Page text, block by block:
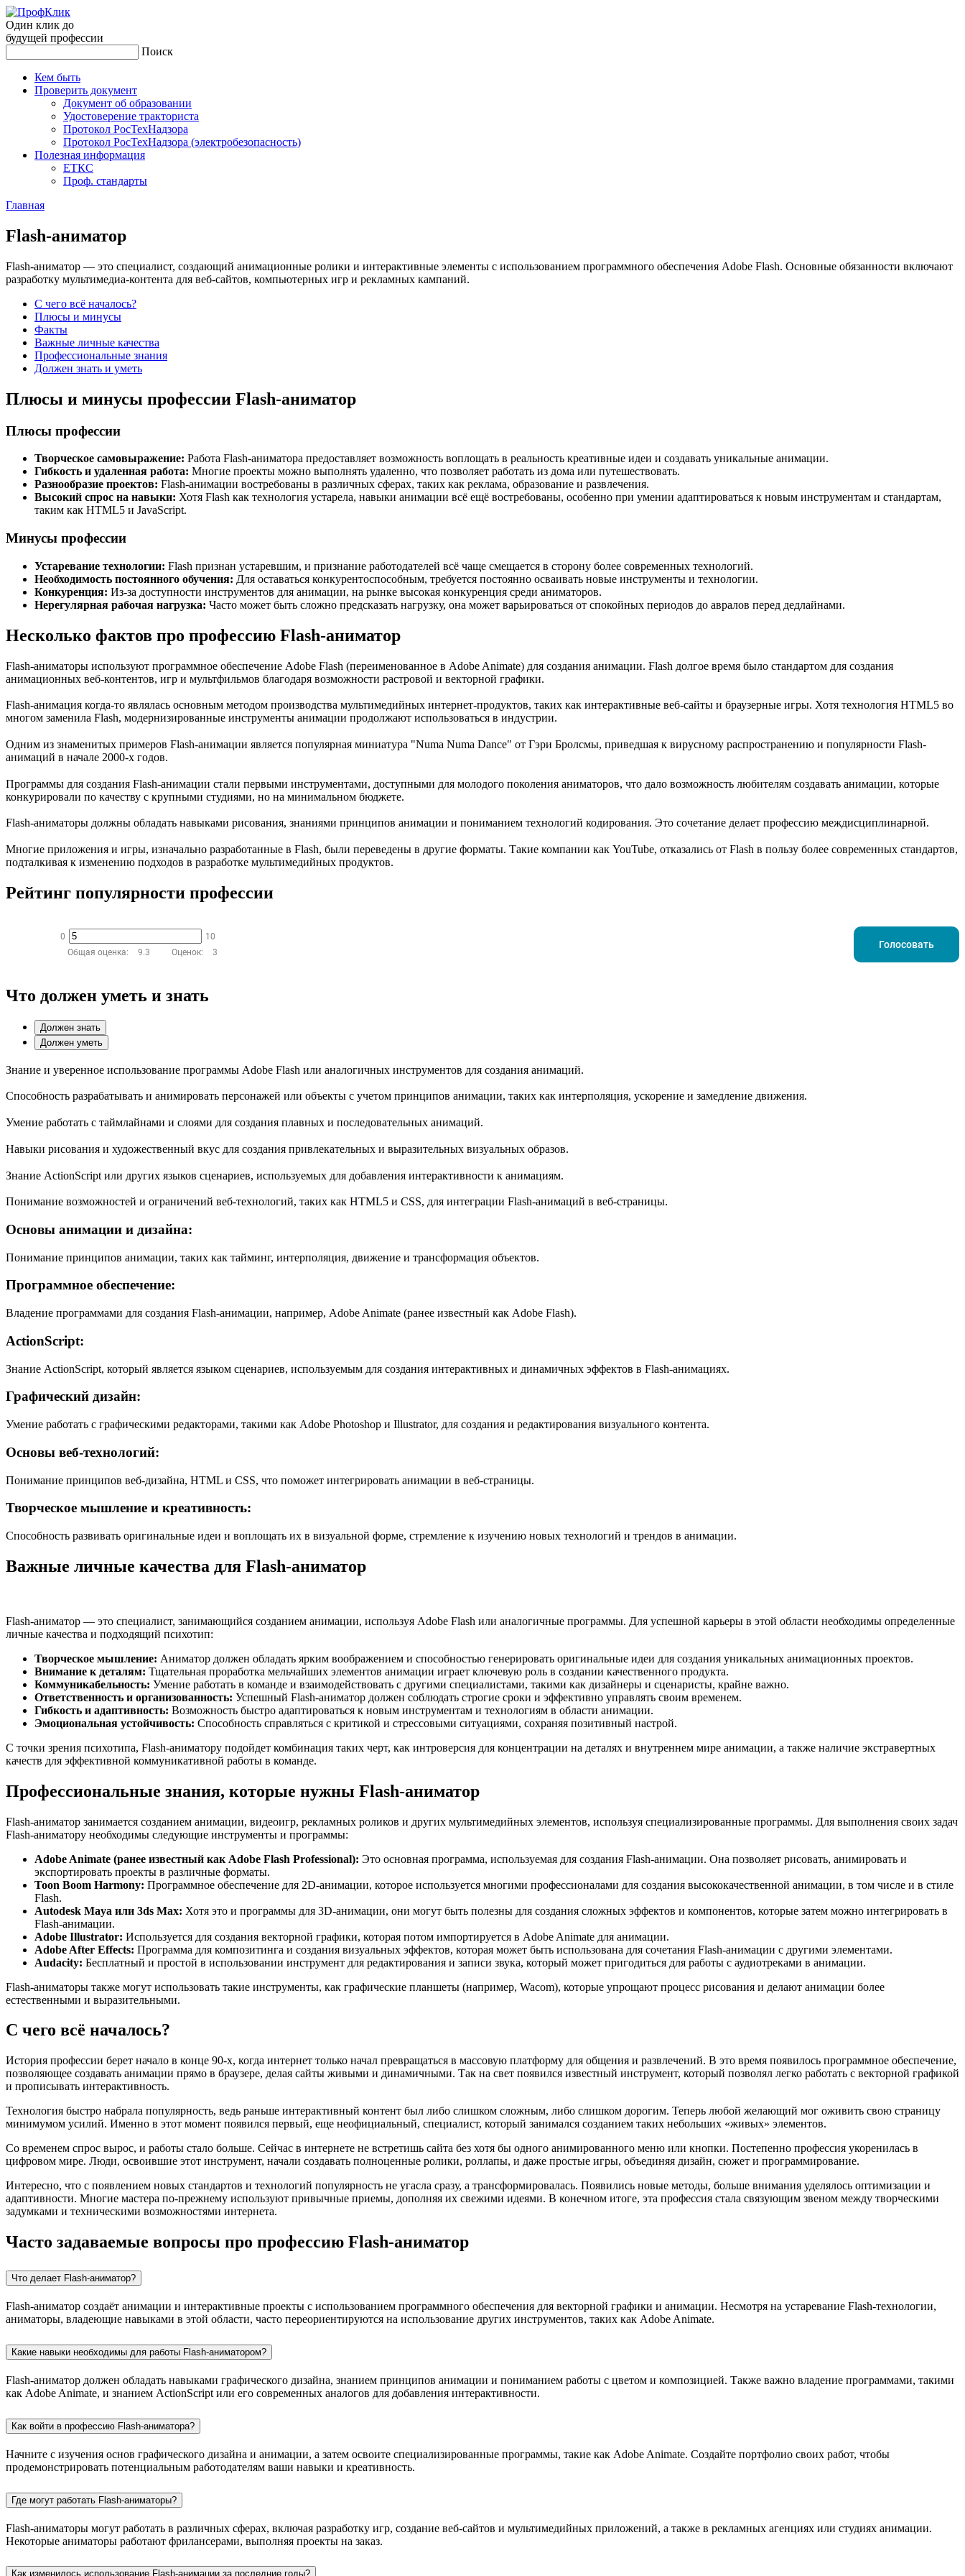
Один клик до
будущей профессии
Поиск
Кем быть
Проверить документ
Документ об образовании
Удостоверение тракториста
Протокол РосТехНадзора
Протокол РосТехНадзора (электробезопасность)
Полезная информация
ЕТКС
Проф. стандарты
Главная
Flash-ани­матор
Flash-аниматор — это специалист, создающий анимационные ролики и интерактивные элементы с использованием программного обеспечения Adobe Flash. Основные обязанности включают
разработку мультимедиа-контента для веб-сайтов, компьютерных игр и рекламных кампаний.
С чего всё началось?
Плюсы и минусы
Факты
Важные личные качества
Профессиональные знания
Должен знать и уметь
Плюсы и минусы профессии Flash-аниматор
Плюсы профессии
Творческое самовыражение: Работа Flash-аниматора предоставляет возможность воплощать в реальность креативные идеи и создавать уникальные анимации.
Гибкость и удаленная работа: Многие проекты можно выполнять удаленно, что позволяет работать из дома или путешествовать.
Разнообразие проектов: Flash-анимации востребованы в различных сферах, таких как реклама, образование и развлечения.
Высокий спрос на навыки: Хотя Flash как технология устарела, навыки анимации всё ещё востребованы, особенно при умении адаптироваться к новым инструментам и стандартам,
таким как HTML5 и JavaScript.
Минусы профессии
Устаревание технологии: Flash признан устаревшим, и признание работодателей всё чаще смещается в сторону более современных технологий.
Необходимость постоянного обучения: Для оставаться конкурентоспособным, требуется постоянно осваивать новые инструменты и технологии.
Конкуренция: Из-за доступности инструментов для анимации, на рынке высокая конкуренция среди аниматоров.
Нерегулярная рабочая нагрузка: Часто может быть сложно предсказать нагрузку, она может варьироваться от спокойных периодов до авралов перед дедлайнами.
Несколько фактов про профессию Flash-аниматор
Flash-аниматоры используют программное обеспечение Adobe Flash (переименованное в Adobe Animate) для создания анимации. Flash долгое время было стандартом для создания
анимационных веб-контентов, игр и мультфильмов благодаря возможности растровой и векторной графики.
Flash-анимация когда-то являлась основным методом производства мультимедийных интернет-продуктов, таких как интерактивные веб-сайты и браузерные игры. Хотя технология HTML5 во
многом заменила Flash, модернизированные инструменты анимации продолжают использоваться в индустрии.
Одним из знаменитых примеров Flash-анимации является популярная миниатура "Numa Numa Dance" от Гэри Бролсмы, приведшая к вирусному распространению и популярности Flash-
анимаций в начале 2000-х годов.
Программы для создания Flash-анимации стали первыми инструментами, доступными для молодого поколения аниматоров, что дало возможность любителям создавать анимации, которые
конкурировали по качеству с крупными студиями, но на минимальном бюджете.
Flash-аниматоры должны обладать навыками рисования, знаниями принципов анимации и пониманием технологий кодирования. Это сочетание делает профессию междисциплинарной.
Многие приложения и игры, изначально разработанные в Flash, были переведены в другие форматы. Такие компании как YouTube, отказались от Flash в пользу более современных стандартов,
подталкивая к изменению подходов в разработке мультимедийных продуктов.
Рейтинг популярности профессии
0
10
Общая оценка:
9.3 Оценок: 3
Голосовать
Что должен уметь и знать
Должен знать
Должен уметь
Знание и уверенное использование программы Adobe Flash или аналогичных инструментов для создания анимаций.
Способность разрабатывать и анимировать персонажей или объекты с учетом принципов анимации, таких как интерполяция, ускорение и замедление движения.
Умение работать с таймлайнами и слоями для создания плавных и последовательных анимаций.
Навыки рисования и художественный вкус для создания привлекательных и выразительных визуальных образов.
Знание ActionScript или других языков сценариев, используемых для добавления интерактивности к анимациям.
Понимание возможностей и ограничений веб-технологий, таких как HTML5 и CSS, для интеграции Flash-анимаций в веб-страницы.
Основы анимации и дизайна:
Понимание принципов анимации, таких как тайминг, интерполяция, движение и трансформация объектов.
Программное обеспечение:
Владение программами для создания Flash-анимации, например, Adobe Animate (ранее известный как Adobe Flash).
ActionScript:
Знание ActionScript, который является языком сценариев, используемым для создания интерактивных и динамичных эффектов в Flash-анимациях.
Графический дизайн:
Умение работать с графическими редакторами, такими как Adobe Photoshop и Illustrator, для создания и редактирования визуального контента.
Основы веб-технологий:
Понимание принципов веб-дизайна, HTML и CSS, что поможет интегрировать анимации в веб-страницы.
Творческое мышление и креативность:
Способность развивать оригинальные идеи и воплощать их в визуальной форме, стремление к изучению новых технологий и трендов в анимации.
Важные личные качества для Flash-аниматор
Flash-аниматор — это специалист, занимающийся созданием анимации, используя Adobe Flash или аналогичные программы. Для успешной карьеры в этой области необходимы определенные
личные качества и подходящий психотип:
Творческое мышление: Аниматор должен обладать ярким воображением и способностью генерировать оригинальные идеи для создания уникальных анимационных проектов.
Внимание к деталям: Тщательная проработка мельчайших элементов анимации играет ключевую роль в создании качественного продукта.
Коммуникабельность: Умение работать в команде и взаимодействовать с другими специалистами, такими как дизайнеры и сценаристы, крайне важно.
Ответственность и организованность: Успешный Flash-аниматор должен соблюдать строгие сроки и эффективно управлять своим временем.
Гибкость и адаптивность: Возможность быстро адаптироваться к новым инструментам и технологиям в области анимации.
Эмоциональная устойчивость: Способность справляться с критикой и стрессовыми ситуациями, сохраняя позитивный настрой.
С точки зрения психотипа, Flash-аниматору подойдет комбинация таких черт, как интроверсия для концентрации на деталях и внутреннем мире анимации, а также наличие экстравертных
качеств для эффективной коммуникативной работы в команде.
Профессиональные знания, которые нужны Flash-аниматор
Flash-аниматор занимается созданием анимации, видеоигр, рекламных роликов и других мультимедийных элементов, используя специализированные программы. Для выполнения своих задач
Flash-аниматору необходимы следующие инструменты и программы:
Adobe Animate (ранее известный как Adobe Flash Professional): Это основная программа, используемая для создания Flash-анимации. Она позволяет рисовать, анимировать и
экспортировать проекты в различные форматы.
Toon Boom Harmony: Программное обеспечение для 2D-анимации, которое используется многими профессионалами для создания высококачественной анимации, в том числе и в стиле
Flash.
Autodesk Maya или 3ds Max: Хотя это и программы для 3D-анимации, они могут быть полезны для создания сложных эффектов и компонентов, которые затем можно интегрировать в
Flash-анимации.
Adobe Illustrator: Используется для создания векторной графики, которая потом импортируется в Adobe Animate для анимации.
Adobe After Effects: Программа для композитинга и создания визуальных эффектов, которая может быть использована для сочетания Flash-анимации с другими элементами.
Audacity: Бесплатный и простой в использовании инструмент для редактирования и записи звука, который может пригодиться для работы с аудиотреками в анимации.
Flash-аниматоры также могут использовать такие инструменты, как графические планшеты (например, Wacom), которые упрощают процесс рисования и делают анимации более
естественными и выразительными.
С чего всё началось?
История профессии берет начало в конце 90-х, когда интернет только начал превращаться в массовую платформу для общения и развлечений. В это время появилось программное обеспечение,
позволяющее создавать анимации прямо в браузере, делая сайты живыми и динамичными. Так на свет появился известный инструмент, который позволял легко работать с векторной графикой
и прописывать интерактивность.
Технология быстро набрала популярность, ведь раньше интерактивный контент был либо слишком сложным, либо слишком дорогим. Теперь любой желающий мог оживить свою страницу
минимумом усилий. Именно в этот момент появился первый, еще неофициальный, специалист, который занимался созданием таких небольших «живых» элементов.
Со временем спрос вырос, и работы стало больше. Сейчас в интернете не встретишь сайта без хотя бы одного анимированного меню или кнопки. Постепенно профессия укоренилась в
цифровом мире. Люди, освоившие этот инструмент, начали создавать полноценные ролики, роллапы, и даже простые игры, объединяя дизайн, сюжет и программирование.
Интересно, что с появлением новых стандартов и технологий популярность не угасла сразу, а трансформировалась. Появились новые методы, больше внимания уделялось оптимизации и
адаптивности. Многие мастера по-прежнему используют привычные приемы, дополняя их свежими идеями. В конечном итоге, эта профессия стала связующим звеном между творческими
задумками и техническими возможностями интернета.
Часто задаваемые вопросы про профессию Flash-аниматор
Что делает Flash-аниматор?
Flash-аниматор создаёт анимации и интерактивные проекты с использованием программного обеспечения для векторной графики и анимации. Несмотря на устаревание Flash-технологии,
аниматоры, владеющие навыками в этой области, часто переориентируются на использование других инструментов, таких как Adobe Animate.
Какие навыки необходимы для работы Flash-аниматором?
Flash-аниматор должен обладать навыками графического дизайна, знанием принципов анимации и пониманием работы с цветом и композицией. Также важно владение программами, такими
как Adobe Animate, и знанием ActionScript или его современных аналогов для добавления интерактивности.
Как войти в профессию Flash-аниматора?
Начните с изучения основ графического дизайна и анимации, а затем освоите специализированные программы, такие как Adobe Animate. Создайте портфолио своих работ, чтобы
продемонстрировать потенциальным работодателям ваши навыки и креативность.
Где могут работать Flash-аниматоры?
Flash-аниматоры могут работать в различных сферах, включая разработку игр, создание веб-сайтов и мультимедийных приложений, а также в рекламных агенциях или студиях анимации.
Некоторые аниматоры работают фрилансерами, выполняя проекты на заказ.
Как изменилось использование Flash-анимации за последние годы?